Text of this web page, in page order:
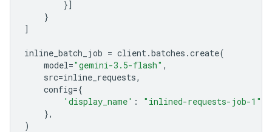
}]
}
]
inline_batch_job = client.batches .create(
model="gemini-3.5-flash" ,
src=inline_requests,
config={
'display_name' : "inlined-requests-job-1"
},
)